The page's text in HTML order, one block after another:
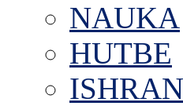
NAUKA
HUTBE